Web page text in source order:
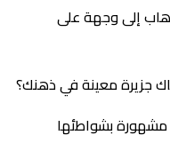
إلى وجهة على
جزيرة معينة في ذهنك؟
بشواطئها